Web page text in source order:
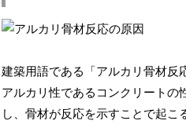
建築用語である「アルカリ骨材反
アルカリ性であるコンクリートの
し、骨材が反応を示すことで起こ